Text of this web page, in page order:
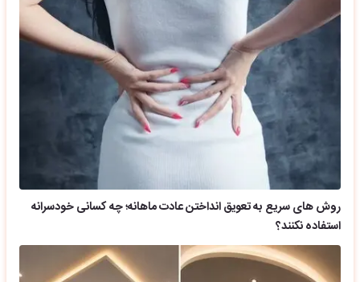
روش های سریع به تعویق انداختن عادت ماهانه؛ چه کسانی خودسرانه
استفاده نکنند؟